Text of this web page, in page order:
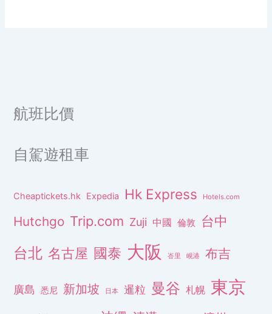
航班比價
自駕遊租車
Cheaptickets.hk Expedia Hk Express Hotels.com
Hutchgo Trip.com Zuji 中國 倫敦 台中
台北 名古屋 國泰 大阪 峇里 峴港 布吉
廣島 悉尼 新加坡 日本 暹粒 曼谷 札幌 東京